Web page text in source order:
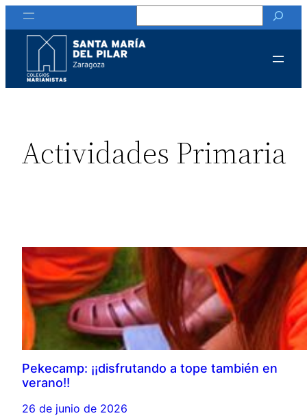
Actividades Primaria
Pekecamp: ¡¡disfrutando a tope también en
verano!!
26 de junio de 2026